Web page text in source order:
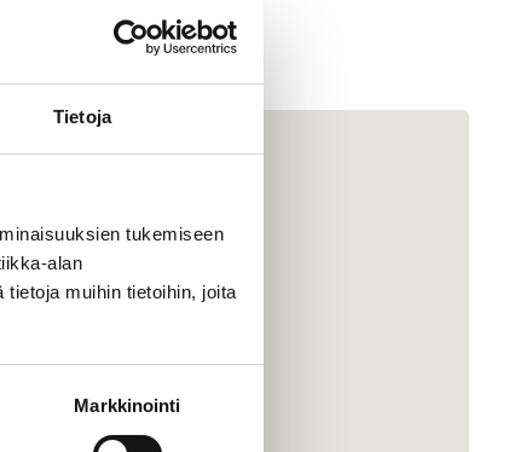
Tietoja
tukemiseen
alan
muihin tietoihin, joita
Markkinointi